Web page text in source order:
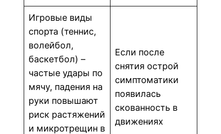
Игровые виды
спорта (теннис,
волейбол,
баскетбол) –
частые удары по
мячу, падения на
руки повышают
риск растяжений
и микротрещин в
Если после
снятия острой
симптоматики
появилась
скованность в
движениях